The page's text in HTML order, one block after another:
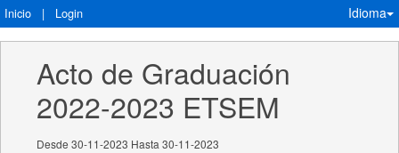
Inicio | Login Idioma
Acto de Graduación
2022-2023 ETSEM
Desde 30-11-2023 Hasta 30-11-2023